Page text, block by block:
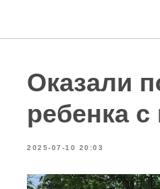
Оказали
ребенка
2025-07-10 20:03